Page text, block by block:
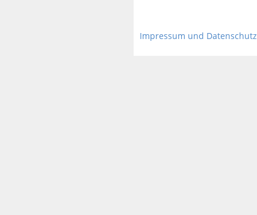
Impressum und Datenschutz